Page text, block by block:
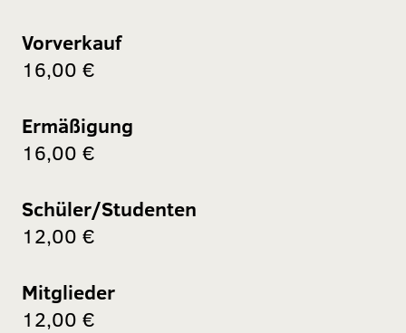
Vorverkauf
16,00 €
Ermäßigung
16,00 €
Schüler/Studenten
12,00 €
Mitglieder
12,00 €